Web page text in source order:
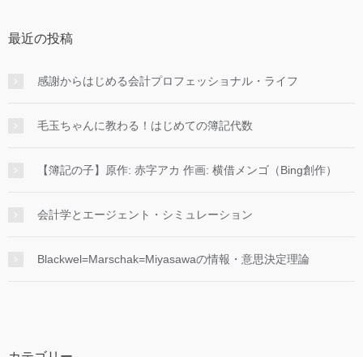
最近の投稿
感謝からはじめる会計プロフェッショナル・ライフ
毛玉ちゃんに教わる！はじめての簿記代数
【簿記の子】原作: 赤字アカ 作画: 横借メンゴ（Bing創作）
会計学とエージェント・シミュレーション
Blackwel=Marschak=Miyasawaの情報・意思決定理論